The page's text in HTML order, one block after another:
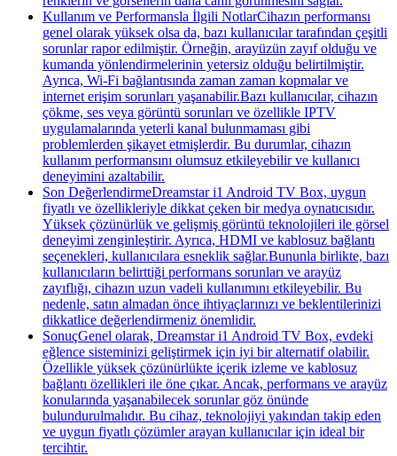
Kullanım ve Performansla İlgili NotlarCihazın performansı
genel olarak yüksek olsa da, bazı kullanıcılar tarafından çeşitli
sorunlar rapor edilmiştir. Örneğin, arayüzün zayıf olduğu ve
kumanda yönlendirmelerinin yetersiz olduğu belirtilmiştir.
Ayrıca, Wi-Fi bağlantısında zaman zaman kopmalar ve
internet erişim sorunları yaşanabilir.Bazı kullanıcılar, cihazın
çökme, ses veya görüntü sorunları ve özellikle IPTV
uygulamalarında yeterli kanal bulunmaması gibi
problemlerden şikayet etmişlerdir. Bu durumlar, cihazın
kullanım performansını olumsuz etkileyebilir ve kullanıcı
deneyimini azaltabilir.
Son DeğerlendirmeDreamstar i1 Android TV Box, uygun
fiyatlı ve özellikleriyle dikkat çeken bir medya oynatıcısıdır.
Yüksek çözünürlük ve gelişmiş görüntü teknolojileri ile görsel
deneyimi zenginleştirir. Ayrıca, HDMI ve kablosuz bağlantı
seçenekleri, kullanıcılara esneklik sağlar.Bununla birlikte, bazı
kullanıcıların belirttiği performans sorunları ve arayüz
zayıflığı, cihazın uzun vadeli kullanımını etkileyebilir. Bu
nedenle, satın almadan önce ihtiyaçlarınızı ve beklentilerinizi
dikkatlice değerlendirmeniz önemlidir.
SonuçGenel olarak, Dreamstar i1 Android TV Box, evdeki
eğlence sisteminizi geliştirmek için iyi bir alternatif olabilir.
Özellikle yüksek çözünürlükte içerik izleme ve kablosuz
bağlantı özellikleri ile öne çıkar. Ancak, performans ve arayüz
konularında yaşanabilecek sorunlar göz önünde
bulundurulmalıdır. Bu cihaz, teknolojiyi yakından takip eden
ve uygun fiyatlı çözümler arayan kullanıcılar için ideal bir
tercihtir.